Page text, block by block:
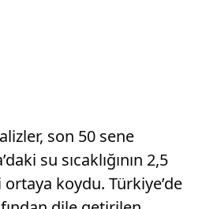
son 50 sene
su sıcaklığının 2,5
koydu. Türkiye’de